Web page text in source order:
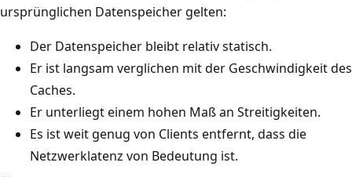
ursprünglichen Datenspeicher gelten:
Der Datenspeicher bleibt relativ statisch.
Er ist langsam verglichen mit der Geschwindigkeit des
Caches.
Er unterliegt einem hohen Maß an Streitigkeiten.
Es ist weit genug von Clients entfernt, dass die
Netzwerklatenz von Bedeutung ist.